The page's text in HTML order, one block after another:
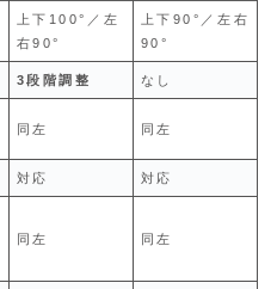
上下100°／左
右90°
上下90°／左右
90°
3段階調整 なし
同左 同左
対応 対応
同左 同左